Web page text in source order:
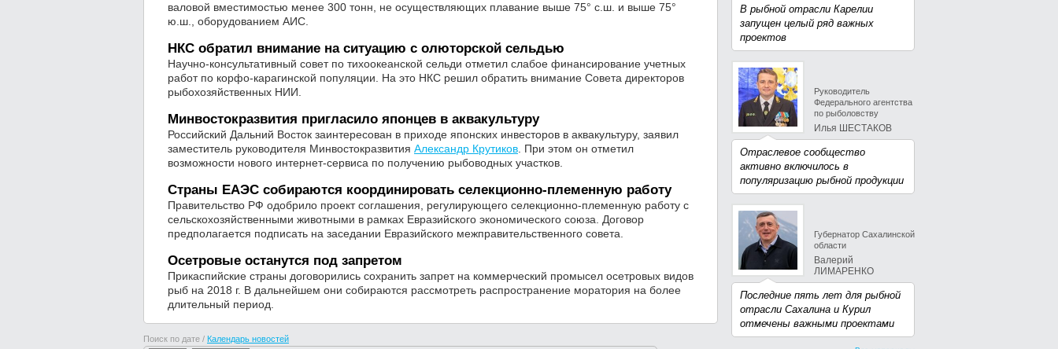
валовой вместимостью менее 300 тонн, не осуществляющих плавание выше 75° с.ш. и выше 75°
ю.ш., оборудованием АИС.
НКС обратил внимание на ситуацию с олюторской сельдью
Научно-консультативный совет по тихоокеанской сельди отметил слабое финансирование учетных
работ по корфо-карагинской популяции. На это НКС решил обратить внимание Совета директоров
рыбохозяйственных НИИ.
Минвостокразвития пригласило японцев в аквакультуру
Российский Дальний Восток заинтересован в приходе японских инвесторов в аквакультуру, заявил
заместитель руководителя Минвостокразвития Александр Крутиков . При этом он отметил
возможности нового интернет-сервиса по получению рыбоводных участков.
Страны ЕАЭС собираются координировать селекционно-племенную работу
Правительство РФ одобрило проект соглашения, регулирующего селекционно-племенную работу с
сельскохозяйственными животными в рамках Евразийского экономического союза. Договор
предполагается подписать на заседании Евразийского межправительственного совета.
Осетровые останутся под запретом
Прикаспийские страны договорились сохранить запрет на коммерческий промысел осетровых видов
рыб на 2018 г. В дальнейшем они собираются рассмотреть распространение моратория на более
длительный период.
Поиск по дате / Календарь новостей
В рыбной отрасли Карелии
запущен целый ряд важных
проектов
Руководитель
Федерального агентства
по рыболовству
Илья ШЕСТАКОВ
Отраслевое сообщество
активно включилось в
популяризацию рыбной продукции
Губернатор Сахалинской
области
Валерий
ЛИМАРЕНКО
Последние пять лет для рыбной
отрасли Сахалина и Курил
отмечены важными проектами